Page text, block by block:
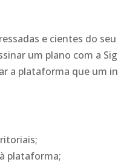
e cientes do
um plano com a
a plataforma que um
plataforma;